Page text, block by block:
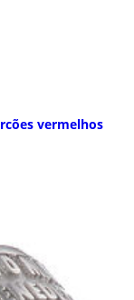
vermelhos